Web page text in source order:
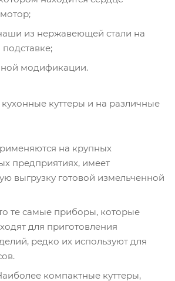
из нержавеющей стали на
модификации.
куттеры и на различные
на крупных
предприятиях, имеет
выгрузку готовой измельченной
те самые приборы, которые
для приготовления
редко их используют для
компактные куттеры,